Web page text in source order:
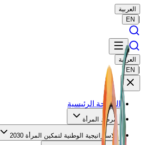
العربية
|
EN
العربية
|
EN
الصفحة الرئيسية
مرصد المرأة
الاستراتيجية الوطنية لتمكين المرأة 2030